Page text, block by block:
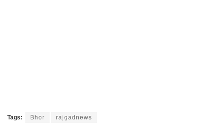
Tags: Bhor rajgadnews